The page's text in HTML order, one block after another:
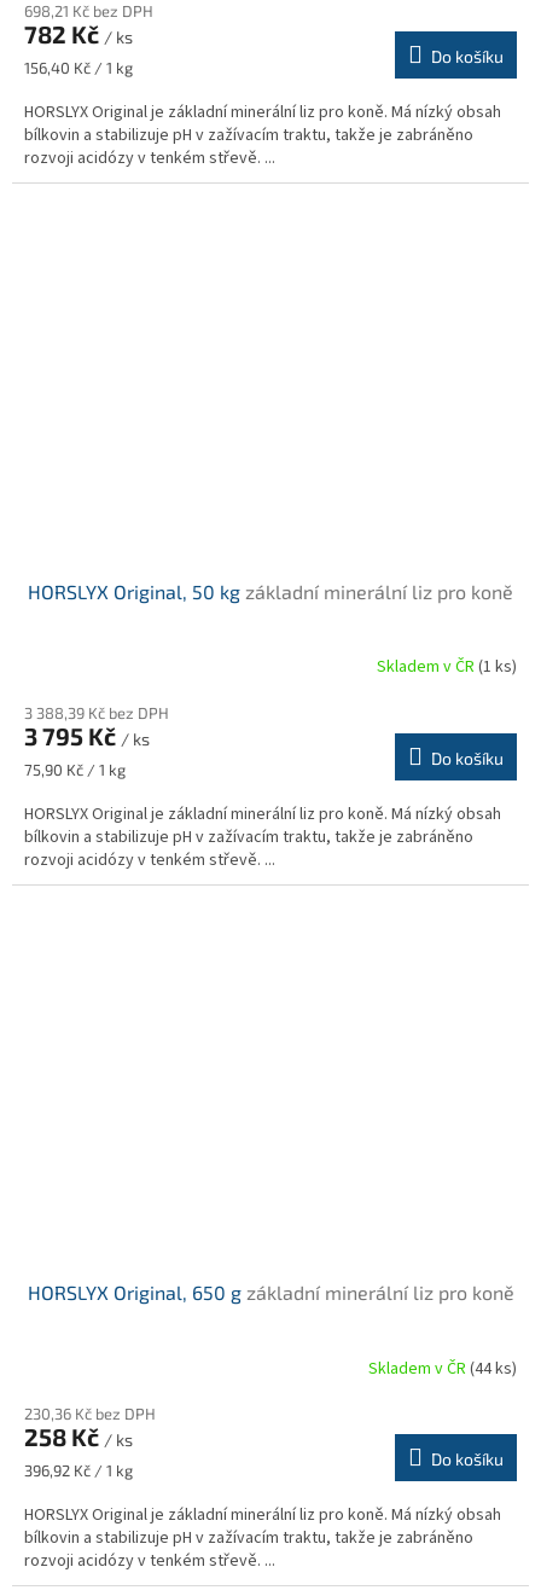
698,21 Kč bez DPH
782 Kč / ks
Měrná
156,40 Kč / 1 kg
Do košíku
HORSLYX Original je základní minerální liz pro koně. Má nízký obsah
bílkovin a stabilizuje pH v zažívacím traktu, takže je zabráněno
rozvoji acidózy v tenkém střevě. ...
HORSLYX Original, 50 kg základní minerální liz pro koně
produktu
je
5,0
5
hvězdiček.
Skladem v ČR(1 ks)
3 388,39 Kč bez DPH
3 795 Kč / ks
Měrná
75,90 Kč / 1 kg
Do košíku
HORSLYX Original je základní minerální liz pro koně. Má nízký obsah
bílkovin a stabilizuje pH v zažívacím traktu, takže je zabráněno
rozvoji acidózy v tenkém střevě. ...
HORSLYX Original, 650 g základní minerální liz pro koně
produktu
je
5,0
5
hvězdiček.
Skladem v ČR(44 ks)
230,36 Kč bez DPH
258 Kč / ks
Měrná
396,92 Kč / 1 kg
Do košíku
HORSLYX Original je základní minerální liz pro koně. Má nízký obsah
bílkovin a stabilizuje pH v zažívacím traktu, takže je zabráněno
rozvoji acidózy v tenkém střevě. ...